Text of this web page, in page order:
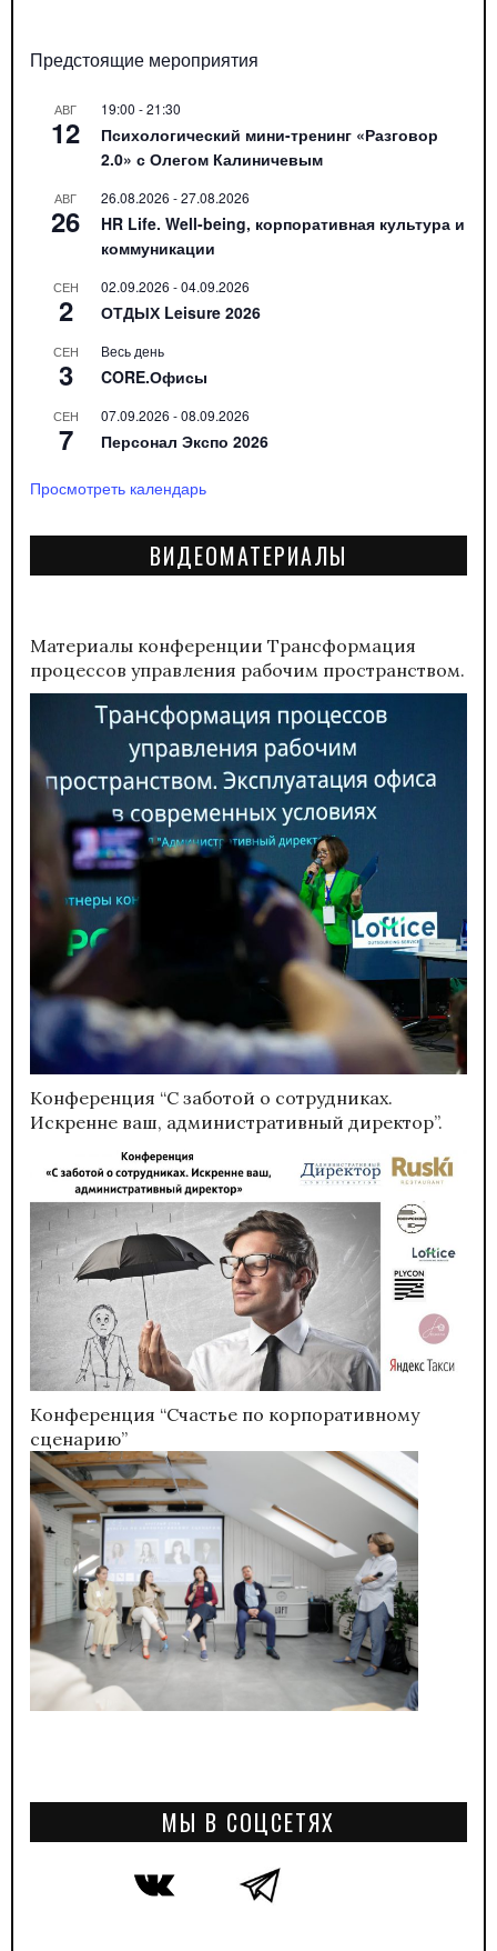
Предстоящие мероприятия
АВГ
12
19:00 -21:30
Психологический мини-тренинг «Разговор
2.0» с Олегом Калиничевым
АВГ
26
26.08.2026 -27.08.2026
HR Life. Well-being, корпоративная культура и
коммуникации
СЕН
2
02.09.2026 -04.09.2026
ОТДЫХ Leisure 2026
СЕН
3
Весь день
CORE.Офисы
СЕН
7
07.09.2026 -08.09.2026
Персонал Экспо 2026
Просмотреть календарь
ВИДЕОМАТЕРИАЛЫ
Материалы конференции Трансформация
процессов управления рабочим пространством.
Конференция “С заботой о сотрудниках.
Искренне ваш, административный директор”.
Конференция “Счастье по корпоративному
сценарию”
МЫ В СОЦСЕТЯХ